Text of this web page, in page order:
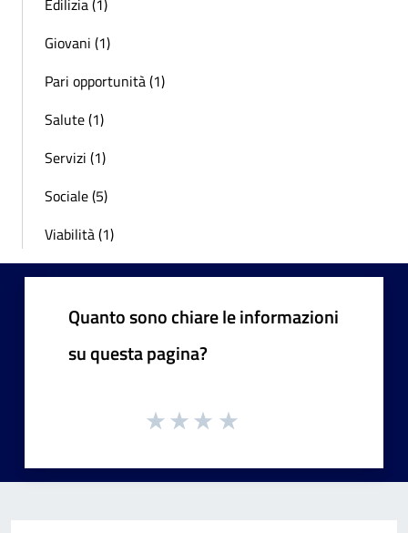
Giovani (1)
Pari opportunità (1)
Salute (1)
Servizi (1)
Sociale (5)
Viabilità (1)
Quanto sono chiare le informazioni
su questa pagina?